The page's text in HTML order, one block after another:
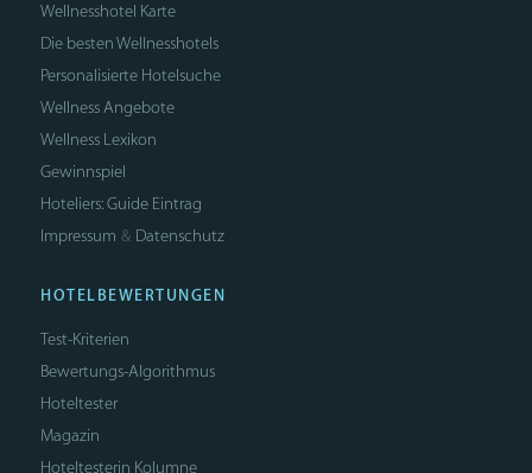
Wellnesshotel Karte
Die besten Wellnesshotels
Personalisierte Hotelsuche
Wellness Angebote
Wellness Lexikon
Gewinnspiel
Hoteliers: Guide Eintrag
Impressum & Datenschutz
HOTELBEWERTUNGEN
Test-Kriterien
Bewertungs-Algorithmus
Hoteltester
Magazin
Hoteltesterin Kolumne